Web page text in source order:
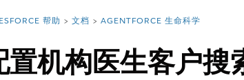
此处： 帮助 文档 AGENTFORCE 生命科学
置机构医生客户搜